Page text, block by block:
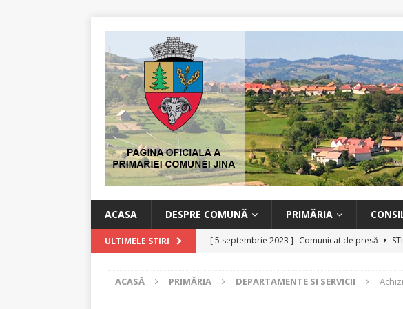
ACASA DESPRE COMUNĂ PRIMĂRIA
ULTIMELE STIRI [ 5 septembrie 2023 ] Comunicat de presă
[ 16 martie 2020 ] Măsuri de prevenire a
ACASĂ PRIMĂRIA DEPARTAMENTE SI SERVICII